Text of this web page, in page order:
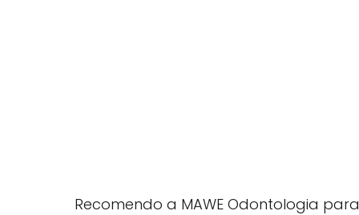
Recomendo a MAWE Odontologia